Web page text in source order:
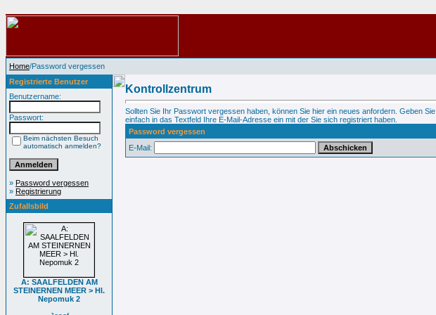
Home/Password vergessen
Registrierte Benutzer
Benutzername:
Passwort:
Beim nächsten Besuch
automatisch anmelden?
» Password vergessen
» Registrierung
Zufallsbild
A: SAALFELDEN AM
STEINERNEN MEER > Hl.
Nepomuk 2
Kontrollzentrum
Sollten Sie Ihr Passwort vergessen haben, können Sie hier ein neues anfordern. Geben Sie
einfach in das Textfeld Ihre E-Mail-Adresse ein mit der Sie sich registriert haben.
Password vergessen
E-Mail: